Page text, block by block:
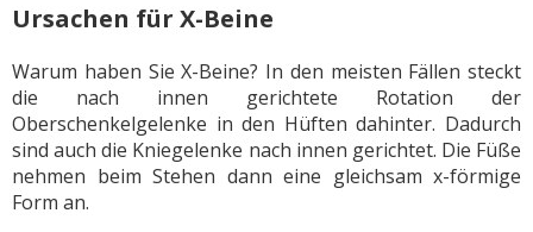
Ursachen für X-Beine
Warum haben Sie X-Beine? In den meisten Fällen steckt
die nach innen gerichtete Rotation der
Oberschenkelgelenke in den Hüften dahinter. Dadurch
sind auch die Kniegelenke nach innen gerichtet. Die Füße
nehmen beim Stehen dann eine gleichsam x-förmige
Form an.